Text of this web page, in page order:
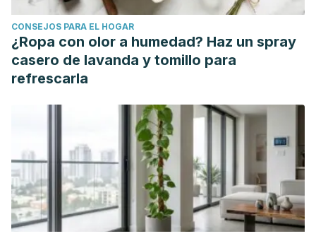
CONSEJOS PARA EL HOGAR
¿Ropa con olor a humedad? Haz un spray
casero de lavanda y tomillo para
refrescarla